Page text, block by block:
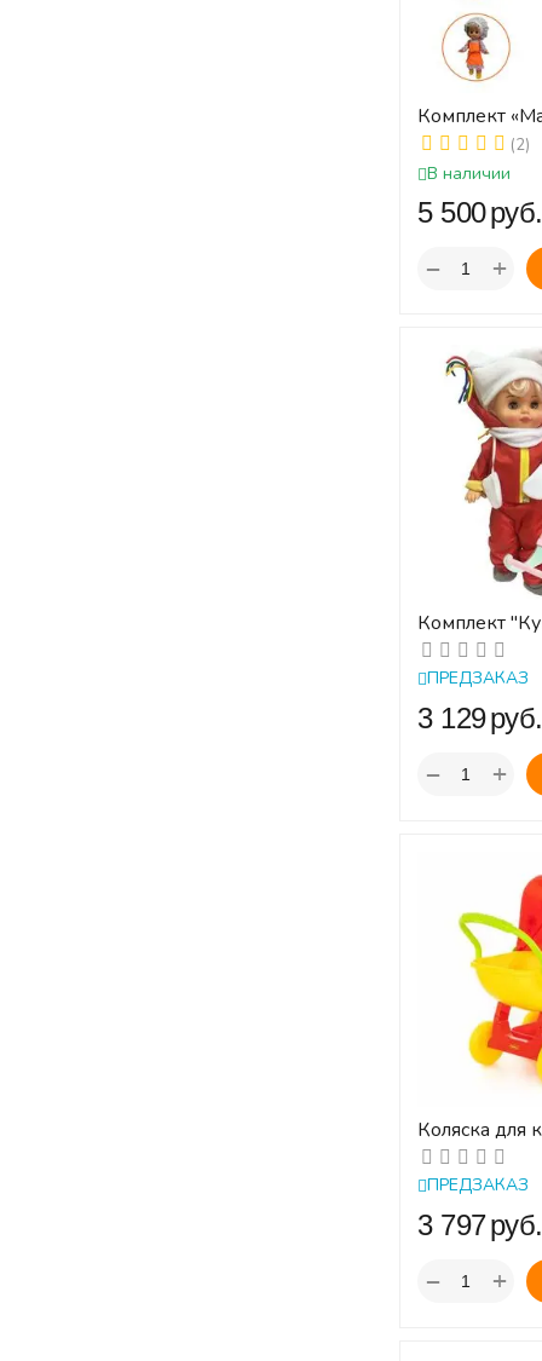
Комплект
детский
(2)
В наличии
‍5 500‍руб.
+
−
Комплект
зимний
"АКСАЙТ"
ПРЕДЗАКАЗ
‍3 129‍руб.
+
−
Коляска для
кота" №2
ПРЕДЗАКАЗ
‍3 797‍руб.
+
−